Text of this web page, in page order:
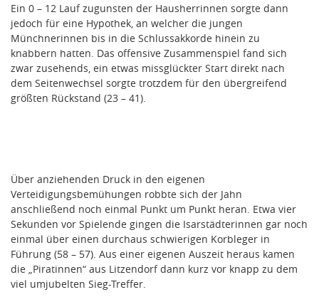
Ein 0 – 12 Lauf zugunsten der Hausherrinnen sorgte dann
jedoch für eine Hypothek, an welcher die jungen
Münchnerinnen bis in die Schlussakkorde hinein zu
knabbern hatten. Das offensive Zusammenspiel fand sich
zwar zusehends, ein etwas missglückter Start direkt nach
dem Seitenwechsel sorgte trotzdem für den übergreifend
größten Rückstand (23 – 41).
Über anziehenden Druck in den eigenen
Verteidigungsbemühungen robbte sich der Jahn
anschließend noch einmal Punkt um Punkt heran. Etwa vier
Sekunden vor Spielende gingen die Isarstädterinnen gar noch
einmal über einen durchaus schwierigen Korbleger in
Führung (58 – 57). Aus einer eigenen Auszeit heraus kamen
die „Piratinnen“ aus Litzendorf dann kurz vor knapp zu dem
viel umjubelten Sieg-Treffer.